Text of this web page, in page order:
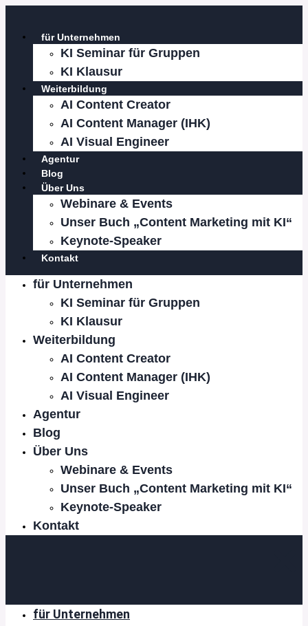
springen
für Unternehmen
KI Seminar für Gruppen
KI Klausur
Weiterbildung
AI Content Creator
AI Content Manager (IHK)
AI Visual Engineer
Agentur
Blog
Über Uns
Webinare & Events
Unser Buch „Content Marketing mit KI“
Keynote-Speaker
Kontakt
für Unternehmen
KI Seminar für Gruppen
KI Klausur
Weiterbildung
AI Content Creator
AI Content Manager (IHK)
AI Visual Engineer
Agentur
Blog
Über Uns
Webinare & Events
Unser Buch „Content Marketing mit KI“
Keynote-Speaker
Kontakt
für Unternehmen